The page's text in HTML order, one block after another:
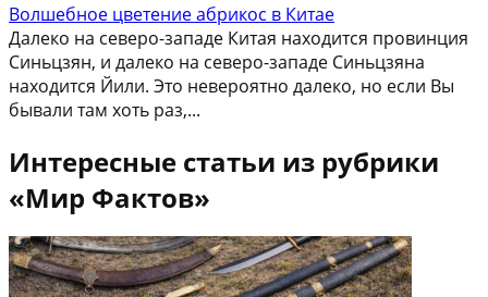
Волшебное цветение абрикос в Китае
Далеко на северо-западе Китая находится провинция
Синьцзян, и далеко на северо-западе Синьцзяна
находится Йили. Это невероятно далеко, но если Вы
бывали там хоть раз,...
Интересные статьи из рубрики
«Мир Фактов»